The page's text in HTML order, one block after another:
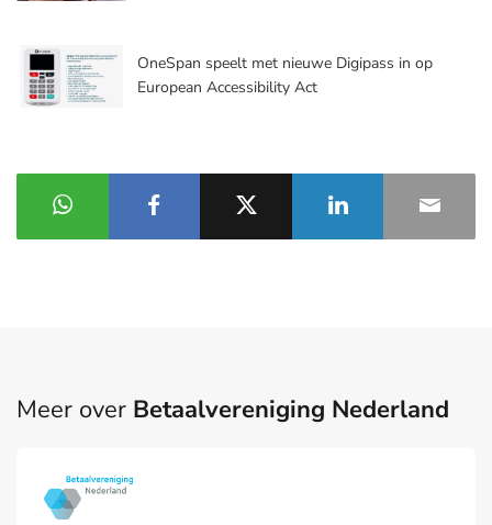
OneSpan speelt met nieuwe Digipass in op
European Accessibility Act
Meer over Betaalvereniging Nederland